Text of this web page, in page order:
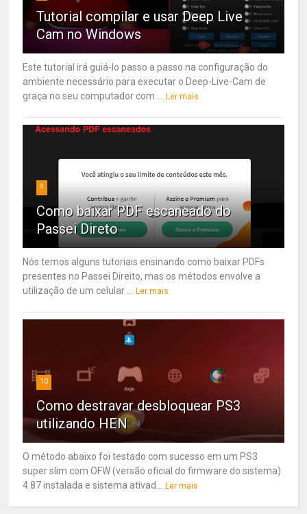
Tutorial compilar e usar Deep Live
Cam no Windows
Este tutorial irá guiá-lo passo a passo na configuração do
ambiente necessário para executar o Deep-Live-Cam de
graça no seu computador com ... Ler mais
9
Como baixar PDF escaneado do
Passei Direto
Nós temos alguns tutoriais ensinando como baixar PDFs
presentes no Passei Direito, mas os métodos envolve a
utilização de um celular ... Ler mais
10
Como destravar desbloquear PS3
utilizando HEN
O método abaixo foi testado com sucesso em um PS3
super slim com OFW (versão oficial do firmware do sistema)
4.87 instalada e sistema ativad... Ler mais